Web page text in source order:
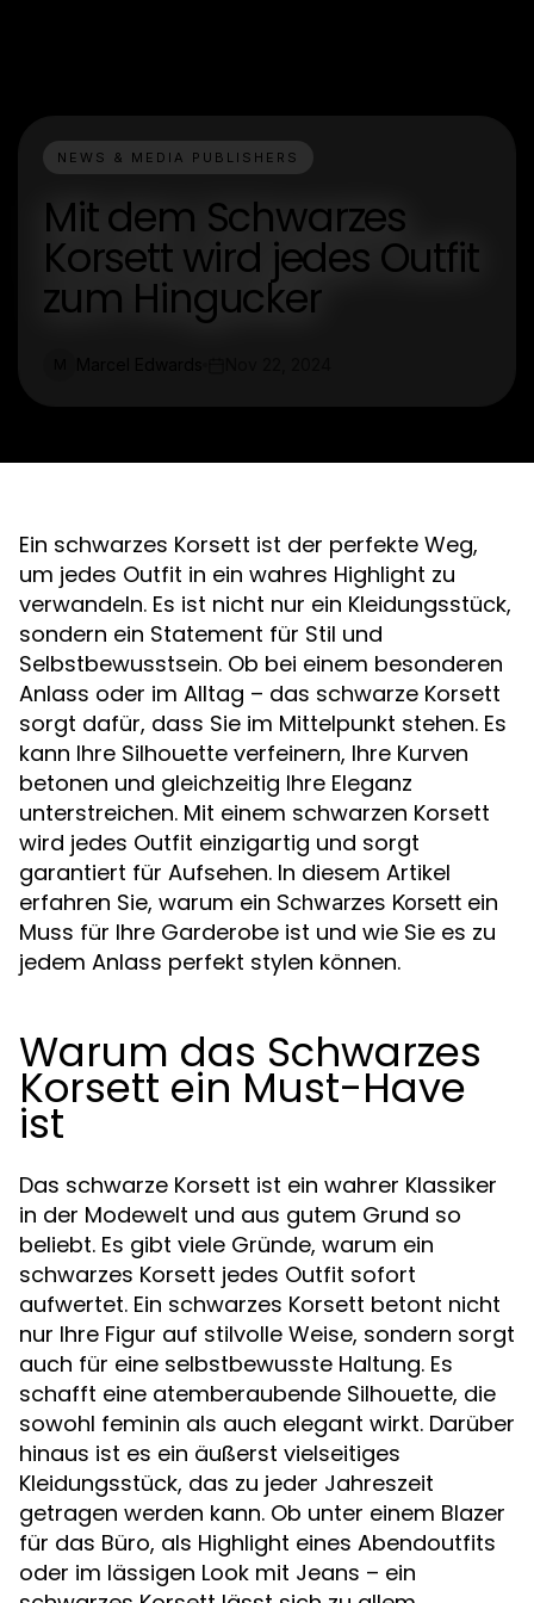
NEWS & MEDIA PUBLISHERS
Mit dem Schwarzes
Korsett wird jedes Outfit
zum Hingucker
Ein schwarzes Korsett ist der perfekte Weg,
um jedes Outfit in ein wahres Highlight zu
verwandeln. Es ist nicht nur ein Kleidungsstück,
sondern ein Statement für Stil und
Selbstbewusstsein. Ob bei einem besonderen
Anlass oder im Alltag – das schwarze Korsett
sorgt dafür, dass Sie im Mittelpunkt stehen. Es
kann Ihre Silhouette verfeinern, Ihre Kurven
betonen und gleichzeitig Ihre Eleganz
unterstreichen. Mit einem schwarzen Korsett
wird jedes Outfit einzigartig und sorgt
garantiert für Aufsehen. In diesem Artikel
erfahren Sie, warum ein Schwarzes Korsett ein
Muss für Ihre Garderobe ist und wie Sie es zu
jedem Anlass perfekt stylen können.
Warum das Schwarzes
Korsett ein Must-Have
ist
Das schwarze Korsett ist ein wahrer Klassiker
in der Modewelt und aus gutem Grund so
beliebt. Es gibt viele Gründe, warum ein
schwarzes Korsett jedes Outfit sofort
aufwertet. Ein schwarzes Korsett betont nicht
nur Ihre Figur auf stilvolle Weise, sondern sorgt
auch für eine selbstbewusste Haltung. Es
schafft eine atemberaubende Silhouette, die
sowohl feminin als auch elegant wirkt. Darüber
hinaus ist es ein äußerst vielseitiges
Kleidungsstück, das zu jeder Jahreszeit
getragen werden kann. Ob unter einem Blazer
für das Büro, als Highlight eines Abendoutfits
oder im lässigen Look mit Jeans – ein